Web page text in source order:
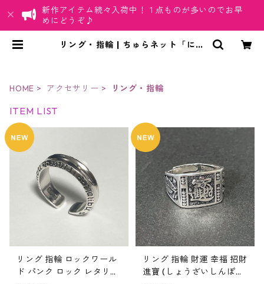
新作アイテム続々入荷中！１点ものが多いのでお早
めにどうぞ♪
リング・指輪 | ちゅらネット「にふ
HOME アクセサリー リング・指輪
ITEM LIST
リング 指輪 ロックワール
ド パンク ロック レタリン
リング 指輪 財運 幸福 招財
進寶 (しょうざいしんぽ